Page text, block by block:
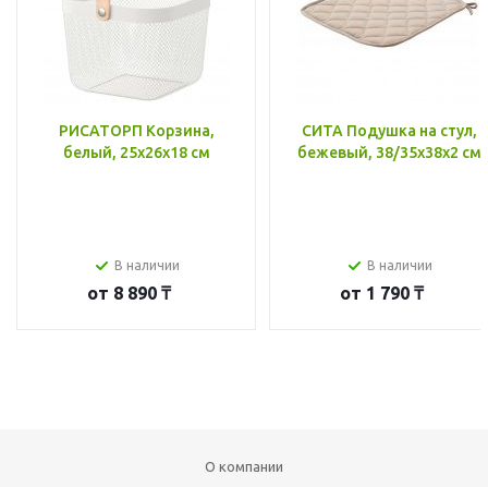
РИСАТОРП Корзина,
белый, 25x26x18 см
В наличии
от 8 890 ₸
СИТА Подушка на стул,
бежевый, 38/35x38x2 см
В наличии
от 1 790 ₸
О компании